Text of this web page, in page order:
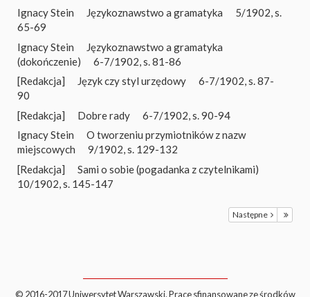
Ignacy Stein
Językoznawstwo a gramatyka
5/1902, s.
65-69
Ignacy Stein
Językoznawstwo a gramatyka
(dokończenie)
6-7/1902, s. 81-86
[Redakcja]
Język czy styl urzędowy
6-7/1902, s. 87-
90
[Redakcja]
Dobre rady
6-7/1902, s. 90-94
Ignacy Stein
O tworzeniu przymiotników z nazw
miejscowych
9/1902, s. 129-132
[Redakcja]
Sami o sobie (pogadanka z czytelnikami)
10/1902, s. 145-147
Następne
© 2016-2017 Uniwersytet Warszawski. Prace sfinansowane ze środków